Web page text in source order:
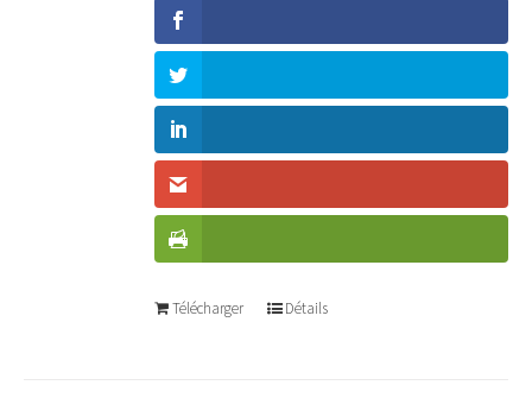
Télécharger Détails